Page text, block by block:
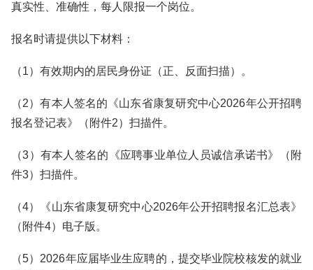
真实性、准确性，每人限报一个岗位。
报名时请提供以下材料：
（1）有效期内的居民身份证（正、反面扫描）。
（2）有本人签名的《山东省康复研究中心2026年公开招聘
报名登记表》（附件2）扫描件。
（3）有本人签名的《应聘事业单位人员诚信承诺书》（附
件3）扫描件。
（4）《山东省康复研究中心2026年公开招聘报名汇总表》
（附件4）电子版。
（5）2026年应届毕业生应聘的，提交毕业院校核发的就业